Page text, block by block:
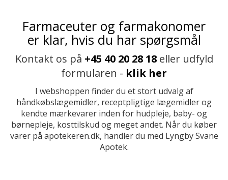
Farmaceuter og farmakonomer
er klar, hvis du har spørgsmål
Kontakt os på +45 40 20 28 18eller udfyld
formularen - klik her
I webshoppen finder du et stort udvalg af
håndkøbslægemidler, receptpligtige lægemidler og
kendte mærkevarer inden for hudpleje, baby- og
børnepleje, kosttilskud og meget andet. Når du køber
varer på apotekeren.dk, handler du med Lyngby Svane
Apotek.